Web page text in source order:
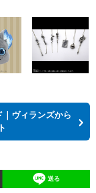
｜ヴィランズから
送る